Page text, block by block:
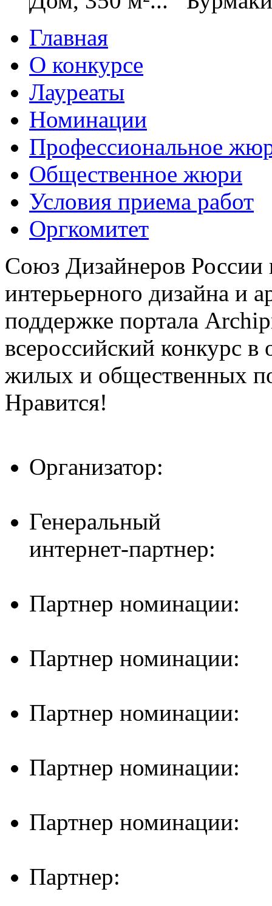
Главная
О конкурсе
Лауреаты
Номинации
Профессиональное
Общественное жюри
Условия приема работ
Оргкомитет
Союз Дизайнеров России
интерьерного дизайна и
поддержке портала
всероссийский конкурс в
жилых и общественных
Нравится!
Организатор:
Генеральный
интернет-партнер:
Партнер номинации:
Партнер номинации:
Партнер номинации:
Партнер номинации:
Партнер номинации:
Партнер: